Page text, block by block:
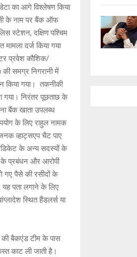
का आगे विश्लेषण किया
के नाम पर बैंक ऑफ
स्टेशन, दक्षिण पश्चिम
दर्ज किया गया
प्रवेश कौशिक/
समग्र निगरानी में
किया गया। तकनीकी
गया। निरंतर पूछताछ के
बैंक खाता उपलब्ध
के लिए राहुल नामक
व्हाट्सएप चैट पाए
के अन्य सदस्यों के
प्रबंधन और आरोपी
पैसे की रसीदों के
पता लगाने के लिए
स्थित हैंडलर्स या
की बैकएंड टीम के पास
काट ली जाती है।